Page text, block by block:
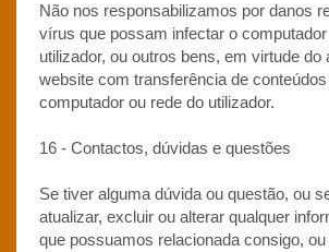
Não nos responsabilizamos por danos
vírus que possam infectar o
utilizador, ou outros bens, em virtude
website com transferência de
computador ou rede do utilizador.
16 - Contactos, dúvidas e questões
Se tiver alguma dúvida ou questão, ou
atualizar, excluir ou alterar qualquer
que possuamos relacionada consigo,